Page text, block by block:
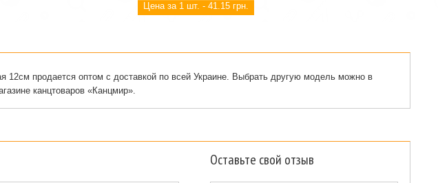
Цена за 1 шт. - 41.15 грн.
12см продается оптом с доставкой по всей Украине. Выбрать другую модель можно в
канцтоваров «Канцмир».
Оставьте свой отзыв